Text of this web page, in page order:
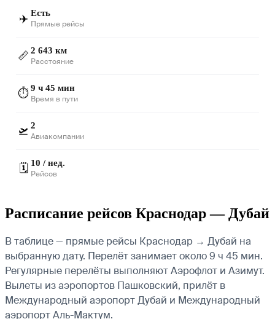
✈️ Есть
Прямые рейсы
📏 2 643 км
Расстояние
⏱️9 ч 45 мин
Время в пути
🛫 2
Авиакомпании
🗓️ 10 / нед.
Рейсов
Расписание рейсов Краснодар — Дубай
В таблице — прямые рейсы Краснодар → Дубай на
выбранную дату. Перелёт занимает около 9 ч 45 мин.
Регулярные перелёты выполняют Аэрофлот и Азимут.
Вылеты из аэропортов Пашковский, прилёт в
Международный аэропорт Дубай и Международный
аэропорт Аль-Мактум.